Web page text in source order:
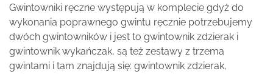
Gwintowniki ręczne występują w komplecie gdyż do
wykonania poprawnego gwintu ręcznie potrzebujemy
dwóch gwintowników i jest to gwintownik zdzierak i
gwintownik wykańczak, są też zestawy z trzema
gwintami i tam znajdują się: gwintownik zdzierak,